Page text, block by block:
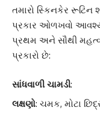
તમારો સ્કિનકેર રૂટિન
પ્રકાર ઓળખવો
પ્રથમ અને સૌથી
પ્રકારો છે:
સાંધવાળી ચામડી:
લક્ષણો: ચમક, મોટા